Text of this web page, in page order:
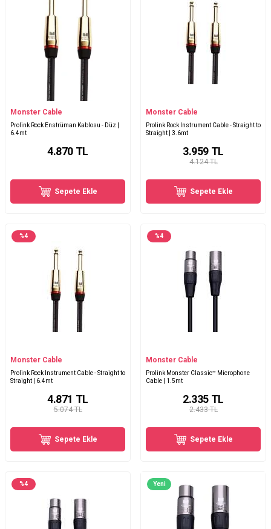
Monster Cable
Prolink Rock Enstrüman Kablosu - Düz |
6.4mt
4.870 TL
Sepete Ekle
Monster Cable
Prolink Rock Instrument Cable - Straight to
Straight | 3.6mt
4.124 TL
3.959 TL
Sepete Ekle
%4
Monster Cable
Prolink Rock Instrument Cable - Straight to
Straight | 6.4mt
5.074 TL
4.871 TL
Sepete Ekle
%4
Monster Cable
Prolink Monster Classic™ Microphone
Cable | 1.5mt
2.433 TL
2.335 TL
Sepete Ekle
%4 Yeni